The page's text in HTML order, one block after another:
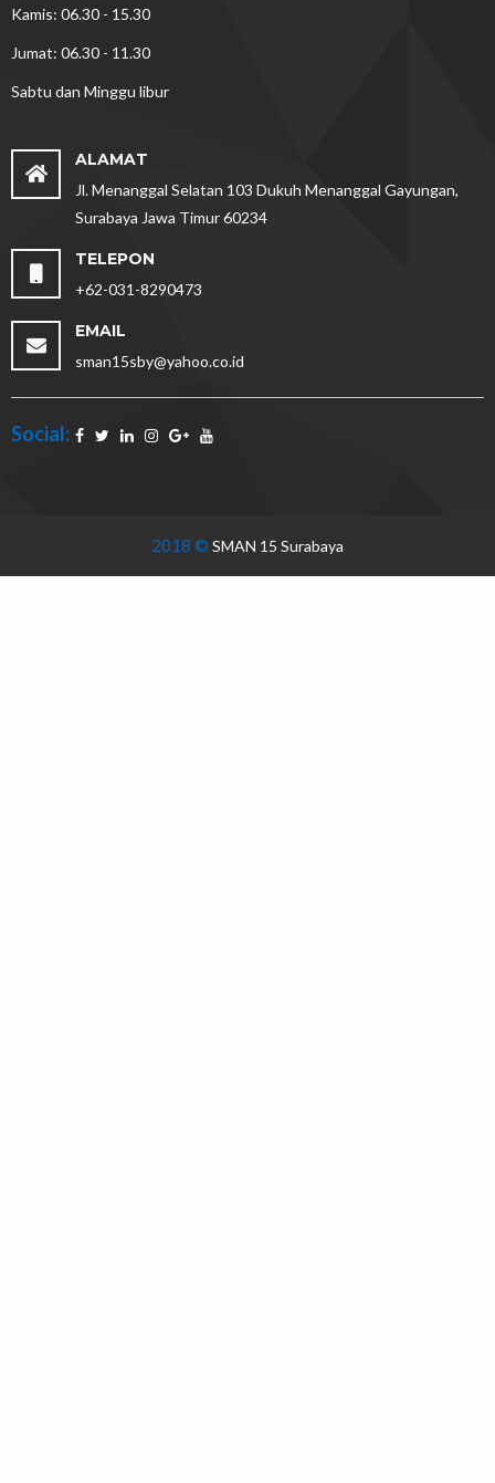
Kamis: 06.30 - 15.30
Jumat: 06.30 - 11.30
Sabtu dan Minggu libur
ALAMAT
Jl. Menanggal Selatan 103 Dukuh Menanggal Gayungan,
Surabaya Jawa Timur 60234
TELEPON
+62-031-8290473
EMAIL
sman15sby@yahoo.co.id
Social:
2018 © SMAN 15 Surabaya